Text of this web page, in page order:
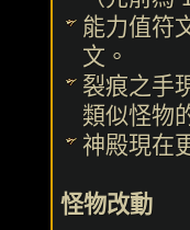
能力值符
文。
裂痕之手
類似怪物
神殿現在
怪物改動